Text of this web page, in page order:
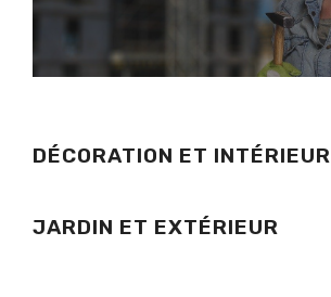
DÉCORATION ET INTÉRIEUR
JARDIN ET EXTÉRIEUR